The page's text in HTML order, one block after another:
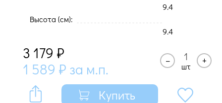
9.4
Высота (cм):
9.4
3 179 ₽
1 589 ₽ за м.п. –
шт
+
Купить